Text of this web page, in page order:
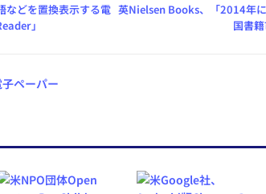
などを置換表示する電
」
英Nielsen Books、「2014年
国書
子ペーパー